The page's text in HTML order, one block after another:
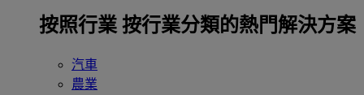
按照行業 按行業分類的熱門解決方案
汽車
農業